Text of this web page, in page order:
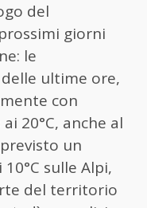
del
giorni
le
ultime ore,
con
20°C, anche al
un
sulle Alpi,
del territorio